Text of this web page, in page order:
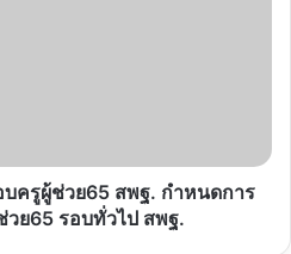
ครูผู้ช่วย65 สพฐ. กำหนดการ
ย65 รอบทั่วไป สพฐ.